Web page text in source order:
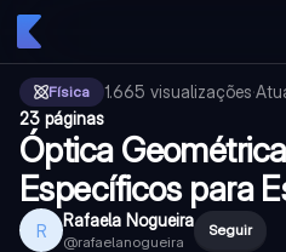
Física 1.665 visualizações·
23 páginas
Óptica
Específicos para
R Rafaela Nogueira
@rafaelanogueira
Seguir